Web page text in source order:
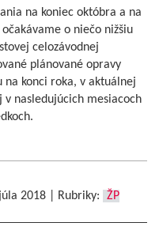
na koniec októbra a na
o niečo nižšiu
celozávodnej
plánované opravy
konci roka, v aktuálnej
nasledujúcich mesiacoch
2018 Rubriky:
ŽP